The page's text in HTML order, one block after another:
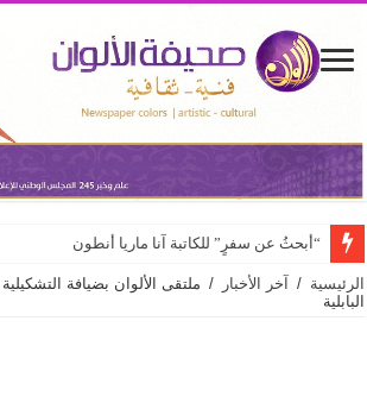
التشكيلية الشابة زينب حجازي تناقش مشروع
الرئيسية / آخر الأخبار / ملتقى الألوان بضيافة
البابلية